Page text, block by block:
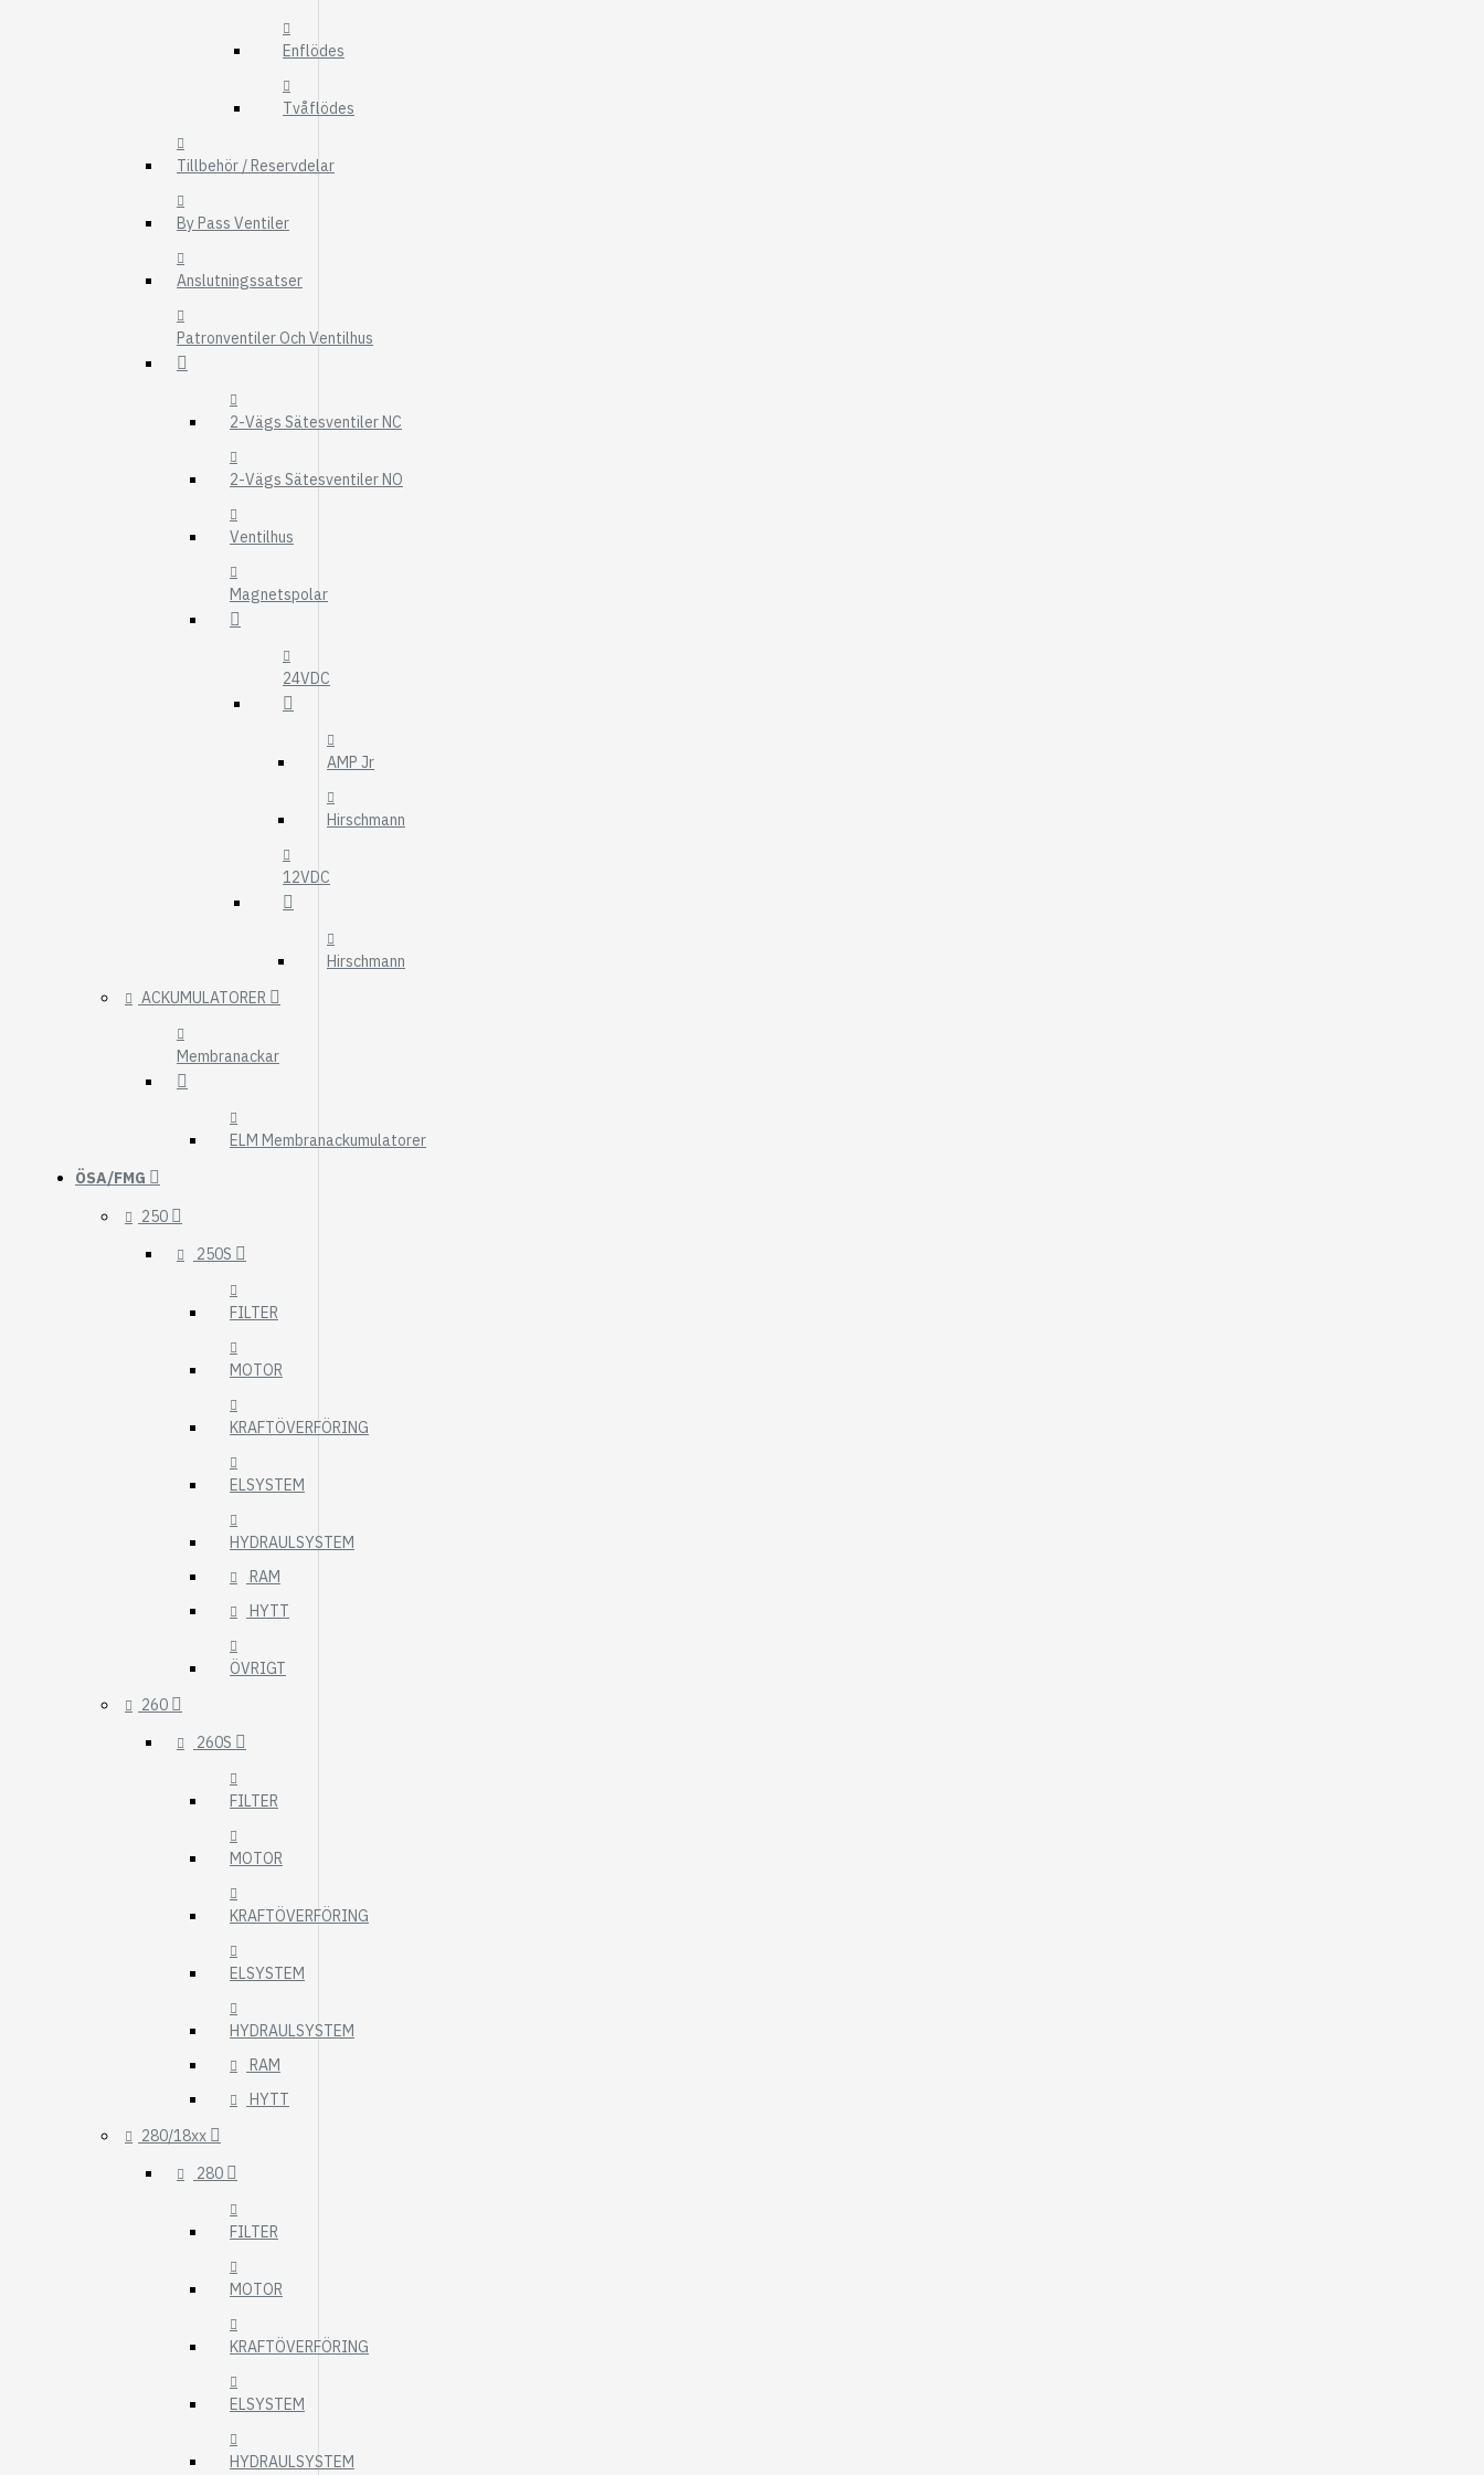
LUFTFILTER
Enflödes
Tvåflödes
Tillbehör / Reservdelar
By Pass Ventiler
Anslutningssatser
Patronventiler Och Ventilhus
2-Vägs Sätesventiler NC
2-Vägs Sätesventiler NO
Ventilhus
Magnetspolar
24VDC
AMP Jr
Hirschmann
12VDC
Hirschmann
ACKUMULATORER
Membranackar
ELM Membranackumulatorer
ÖSA/FMG
250
250S
FILTER
MOTOR
KRAFTÖVERFÖRING
ELSYSTEM
HYDRAULSYSTEM
RAM
HYTT
ÖVRIGT
260
260S
FILTER
MOTOR
KRAFTÖVERFÖRING
ELSYSTEM
HYDRAULSYSTEM
RAM
HYTT
280/18xx
280
FILTER
MOTOR
KRAFTÖVERFÖRING
ELSYSTEM
HYDRAULSYSTEM